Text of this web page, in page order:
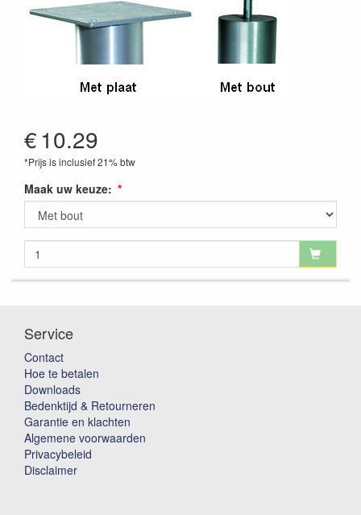
€10.29
*Prijs is inclusief 21% btw
Maak uw keuze:
Service
Contact
Hoe te betalen
Downloads
Bedenktijd & Retourneren
Garantie en klachten
Algemene voorwaarden
Privacybeleid
Disclaimer